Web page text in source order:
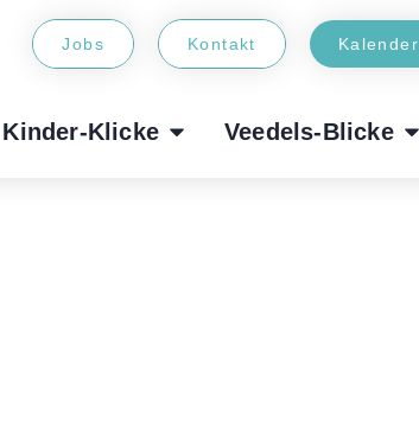
Jobs Kontakt Kalender
Kinder-Klicke Veedels-Blicke